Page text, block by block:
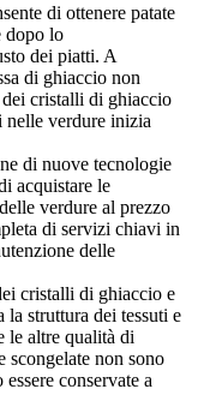
di ottenere patate
dopo lo
dei piatti. A
di ghiaccio non
cristalli di ghiaccio
nelle verdure inizia
di nuove tecnologie
acquistare le
verdure al prezzo
di servizi chiavi in
delle
cristalli di ghiaccio e
la struttura dei tessuti e
le altre qualità di
scongelate non sono
conservate a